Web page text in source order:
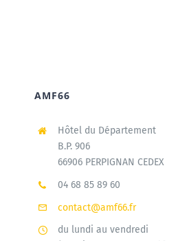
AMF66
Hôtel du Département
B.P. 906
66906 PERPIGNAN CEDEX
04 68 85 89 60
contact@amf66.fr
du lundi au vendredi